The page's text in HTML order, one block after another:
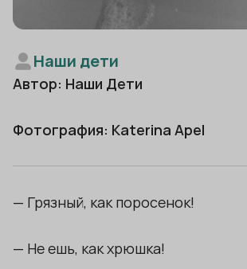
Наши дети
Автор: Наши Дети
Фотография: Katerina Apel
— Грязный, как поросенок!
— Не ешь, как хрюшка!